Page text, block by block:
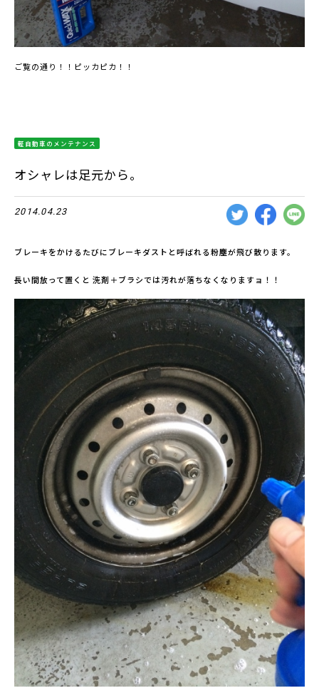
ご覧の通り！！ピッカピカ！！
軽自動車のメンテナンス
オシャレは足元から。
2014.04.23
ブレーキをかけるたびにブレーキダストと呼ばれる粉塵が飛び散ります。
長い間放って置くと 洗剤＋ブラシでは汚れが落ちなくなりますョ！！